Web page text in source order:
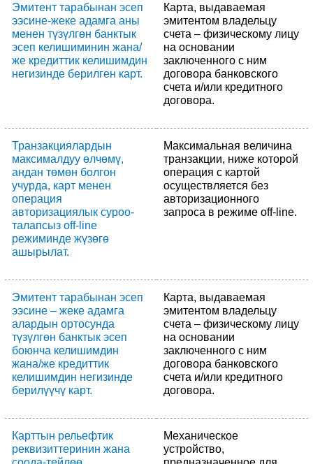
Эмитент тарабынан эсеп
ээсине-жеке адамга аны
менен түзүлгөн банктык
эсеп келишиминин жана/
же кредиттик келишимдин
негизинде берилген карт.
Карта, выдаваемая
эмитентом владельцу
счета – физическому лицу
на основании
заключенного с ним
договора банковского
счета и/или кредитного
договора.
Транзакциялардын
максималдуу өлчөмү,
андан төмөн болгон
учурда, карт менен
операция
авторизациялык суроо-
талапсыз оff-line
режиминде жүзөгө
ашырылат.
Максимальная величина
транзакции, ниже которой
операция с картой
осуществляется без
авторизационного
запроса в режиме оff-line.
Эмитент тарабынан эсеп
ээсине – жеке адамга
алардын ортосунда
түзүлгөн банктык эсеп
боюнча келишимдин
жана/же кредиттик
келишимдин негизинде
берилүүчү карт.
Карта, выдаваемая
эмитентом владельцу
счета – физическому лицу
на основании
заключенного с ним
договора банковского
счета и/или кредитного
договора.
Карттын рельефтик
реквизиттеринин жана
Механическое
устройство,